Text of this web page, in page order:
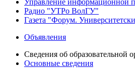
Управление информационной
Радио "УТРо ВолГУ"
Газета "Форум.
Объявления
Сведения об образовательной
Основные сведения